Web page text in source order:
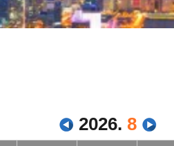
2026. 8